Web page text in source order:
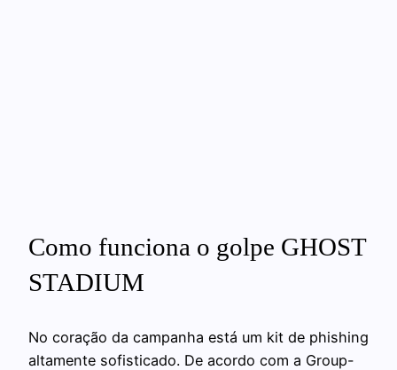
Como funciona o golpe GHOST
STADIUM
No coração da campanha está um kit de phishing
altamente sofisticado. De acordo com a Group-